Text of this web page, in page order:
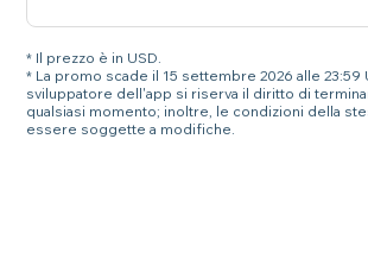
* Il prezzo è in USD.
* La promo scade il 15 settembre 2026 alle 23:59
sviluppatore dell'app si riserva il diritto di
qualsiasi momento; inoltre, le condizioni della
essere soggette a modifiche.